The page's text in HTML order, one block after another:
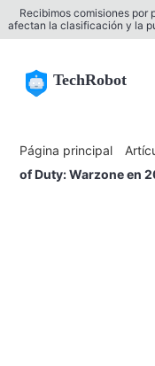
Recibimos comisiones por
afectan la clasificación y la
TechRobot
Página principal
of Duty: Warzone en